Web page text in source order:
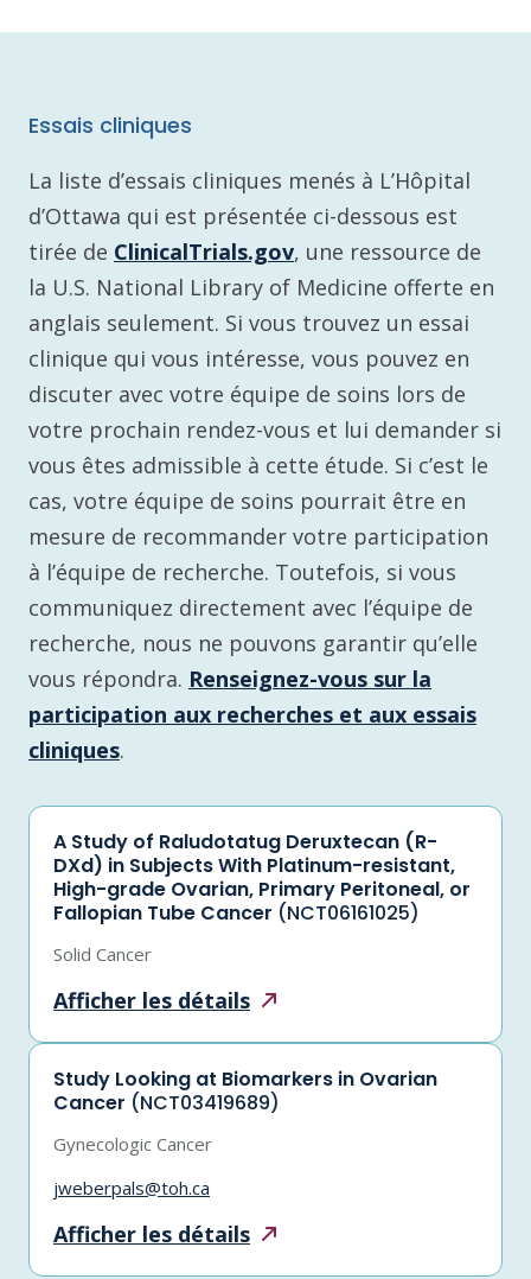
Essais cliniques
La liste d’essais cliniques menés à L’Hôpital
d’Ottawa qui est présentée ci-dessous est
tirée de ClinicalTrials.gov, une ressource de
la U.S. National Library of Medicine offerte en
anglais seulement. Si vous trouvez un essai
clinique qui vous intéresse, vous pouvez en
discuter avec votre équipe de soins lors de
votre prochain rendez-vous et lui demander si
vous êtes admissible à cette étude. Si c’est le
cas, votre équipe de soins pourrait être en
mesure de recommander votre participation
à l’équipe de recherche. Toutefois, si vous
communiquez directement avec l’équipe de
recherche, nous ne pouvons garantir qu’elle
vous répondra. Renseignez-vous sur la
participation aux recherches et aux essais
cliniques.
A Study of Raludotatug Deruxtecan (R-
DXd) in Subjects With Platinum-resistant,
High-grade Ovarian, Primary Peritoneal, or
Fallopian Tube Cancer (NCT06161025)
Solid Cancer
Afficher les détails
Study Looking at Biomarkers in Ovarian
Cancer (NCT03419689)
Gynecologic Cancer
jweberpals@toh.ca
Afficher les détails